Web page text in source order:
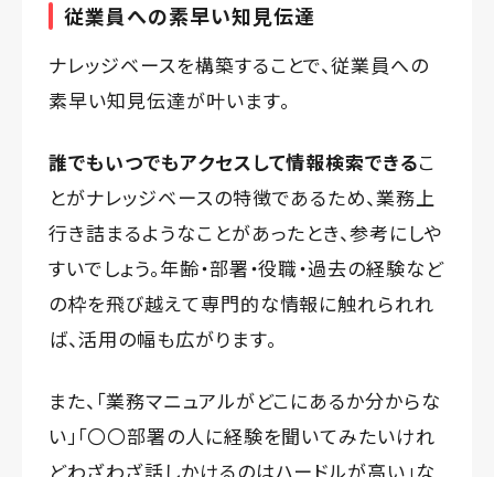
従業員への素早い知見伝達
ナレッジベースを構築することで、従業員への
素早い知見伝達が叶います。
誰でもいつでもアクセスして情報検索できるこ
とがナレッジベースの特徴であるため、業務上
行き詰まるようなことがあったとき、参考にしや
すいでしょう。年齢・部署・役職・過去の経験など
の枠を飛び越えて専門的な情報に触れられれ
ば、活用の幅も広がります。
また、「業務マニュアルがどこにあるか分からな
い」「〇〇部署の人に経験を聞いてみたいけれ
どわざわざ話しかけるのはハードルが高い」な